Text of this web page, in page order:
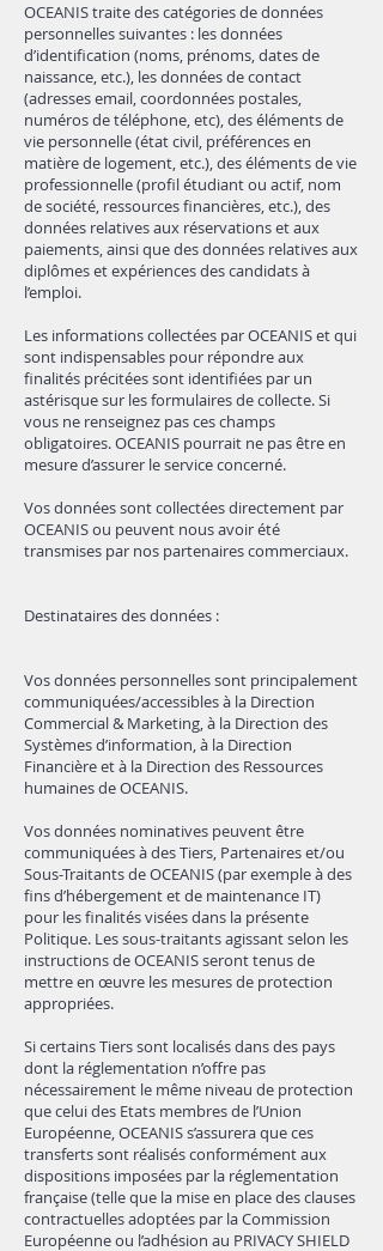
OCEANIS traite des catégories de données
personnelles suivantes : les données
d’identification (noms, prénoms, dates de
naissance, etc.), les données de contact
(adresses email, coordonnées postales,
numéros de téléphone, etc), des éléments de
vie personnelle (état civil, préférences en
matière de logement, etc.), des éléments de vie
professionnelle (profil étudiant ou actif, nom
de société, ressources financières, etc.), des
données relatives aux réservations et aux
paiements, ainsi que des données relatives aux
diplômes et expériences des candidats à
l’emploi.
Les informations collectées par OCEANIS et qui
sont indispensables pour répondre aux
finalités précitées sont identifiées par un
astérisque sur les formulaires de collecte. Si
vous ne renseignez pas ces champs
obligatoires. OCEANIS pourrait ne pas être en
mesure d’assurer le service concerné.
Vos données sont collectées directement par
OCEANIS ou peuvent nous avoir été
transmises par nos partenaires commerciaux.
Destinataires des données :
Vos données personnelles sont principalement
communiquées/accessibles à la Direction
Commercial & Marketing, à la Direction des
Systèmes d’information, à la Direction
Financière et à la Direction des Ressources
humaines de OCEANIS.
Vos données nominatives peuvent être
communiquées à des Tiers, Partenaires et/ou
Sous-Traitants de OCEANIS (par exemple à des
fins d’hébergement et de maintenance IT)
pour les finalités visées dans la présente
Politique. Les sous-traitants agissant selon les
instructions de OCEANIS seront tenus de
mettre en œuvre les mesures de protection
appropriées.
Si certains Tiers sont localisés dans des pays
dont la réglementation n’offre pas
nécessairement le même niveau de protection
que celui des Etats membres de l’Union
Européenne, OCEANIS s’assurera que ces
transferts sont réalisés conformément aux
dispositions imposées par la réglementation
française (telle que la mise en place des clauses
contractuelles adoptées par la Commission
Européenne ou l’adhésion au PRIVACY SHIELD